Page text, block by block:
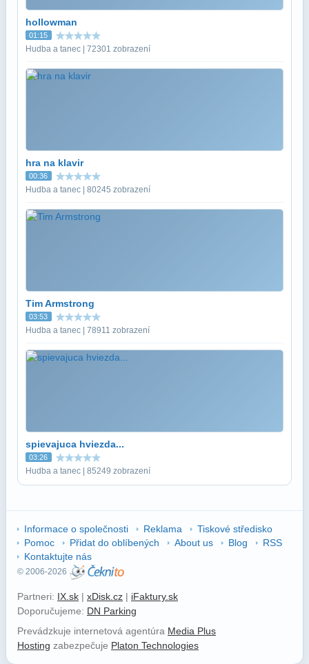
hollowman
01:15
Hudba a tanec | 72301 zobrazení
hra na klavir
00:36
Hudba a tanec | 80245 zobrazení
Tim Armstrong
03:53
Hudba a tanec | 78911 zobrazení
spievajuca hviezda...
03:26
Hudba a tanec | 85249 zobrazení
Informace o společnosti Reklama
Tiskové středisko
Pomoc
Přidat do oblíbených About us Blog
RSS
Kontaktujte nás
© 2006-2026
Partneri: IX.sk | xDisk.cz | iFaktury.sk
Doporučujeme: DN Parking
Prevádzkuje internetová agentúra Media Plus
Hosting zabezpečuje Platon Technologies